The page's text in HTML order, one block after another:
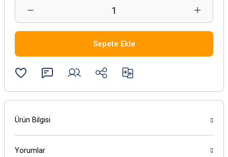
Sepete Ekle
Ürün Bilgisi
Yorumlar